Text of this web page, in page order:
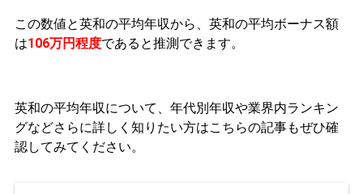
この数値と英和の平均年収から、英和の平均ボーナス額
は106万円程度であると推測できます。
英和の平均年収について、年代別年収や業界内ランキン
グなどさらに詳しく知りたい方はこちらの記事もぜひ確
認してみてください。